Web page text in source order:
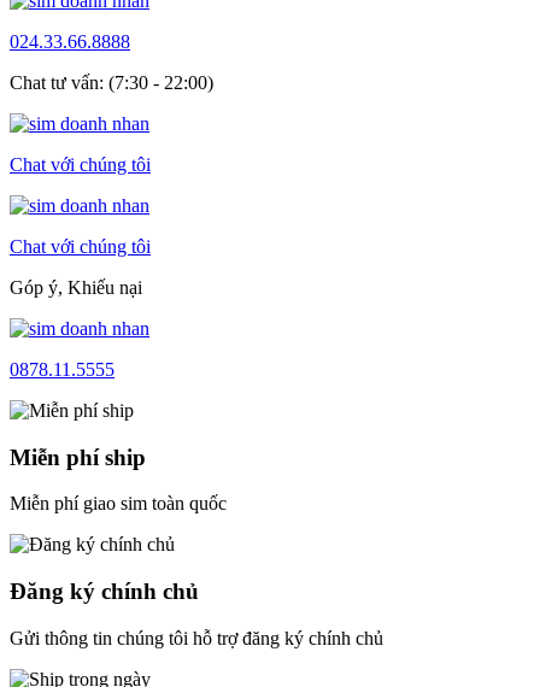
024.33.66.8888
Chat tư vấn: (7:30 - 22:00)
Chat với chúng tôi
Chat với chúng tôi
Góp ý, Khiếu nại
0878.11.5555
Miễn phí ship
Miễn phí giao sim toàn quốc
Đăng ký chính chủ
Gửi thông tin chúng tôi hỗ trợ đăng ký chính chủ